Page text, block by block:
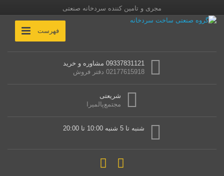
مجری و تامین کننده سردخانه صنعتی
فهرست
09337831121 مشاوره و خرید
02177615918 دفتر فروش
شریعتی
مجتمع‌پالمیرا
شنبه تا 5 شنبه 10:00 تا 20:00